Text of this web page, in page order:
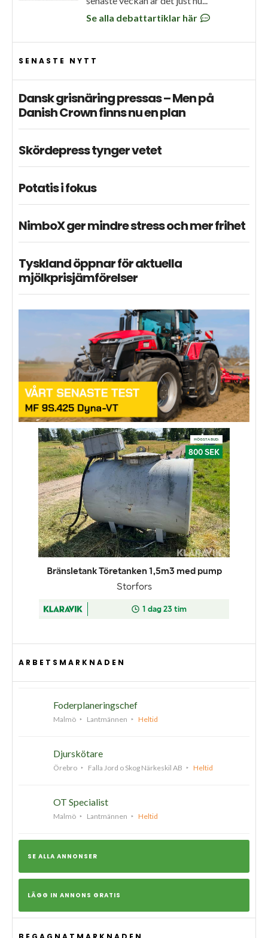
Se alla debattartiklar här
SENASTE NYTT
Dansk grisnäring pressas – Men på
Danish Crown finns nu en plan
Skördepress tynger vetet
Potatis i fokus
NimboX ger mindre stress och mer frihet
Tyskland öppnar för aktuella
mjölkprisjämförelser
ARBETSMARKNADEN
Foderplaneringschef
Malmö Lantmännen Heltid
Djurskötare
Örebro Falla Jord o Skog Närkeskil AB Heltid
OT Specialist
Malmö Lantmännen Heltid
SE ALLA ANNONSER
LÄGG IN ANNONS GRATIS